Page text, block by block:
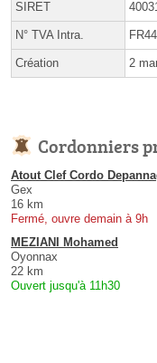
SIRET
N° TVA Intra.
Création 2
Cordonniers
Atout Clef Cordo
Gex
16 km
Fermé, ouvre demain à 9h
MEZIANI Mohamed
Oyonnax
22 km
Ouvert jusqu'à 11h30